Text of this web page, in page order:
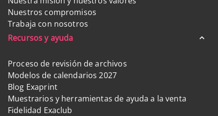
Nuestros compromisos
Trabaja con nosotros
Recursos y ayuda
Proceso de revisión de archivos
Modelos de calendarios 2027
Blog Exaprint
Muestrarios y herramientas de ayuda a la venta
Fidelidad Exaclub